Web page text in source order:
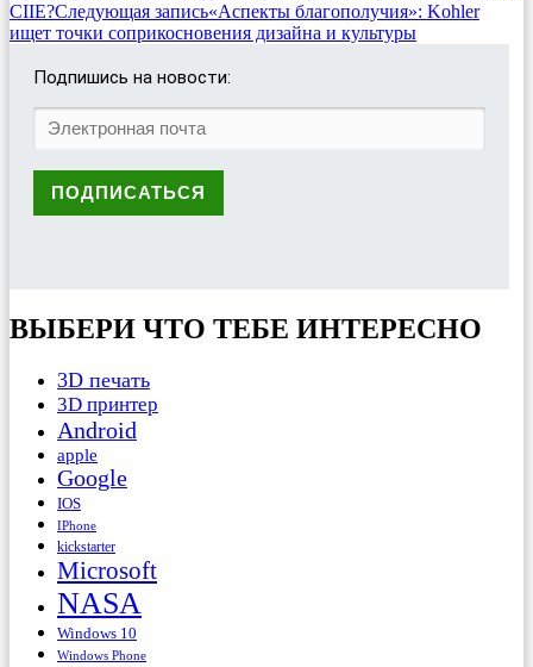
CIIE?Следующая запись«Аспекты благополучия»: Kohler
ищет точки соприкосновения дизайна и культуры
Подпишись на новости:
ВЫБЕРИ ЧТО ТЕБЕ ИНТЕРЕСНО
3D печать
3D принтер
Android
apple
Google
IOS
IPhone
kickstarter
Microsoft
NASA
Windows 10
Windows Phone